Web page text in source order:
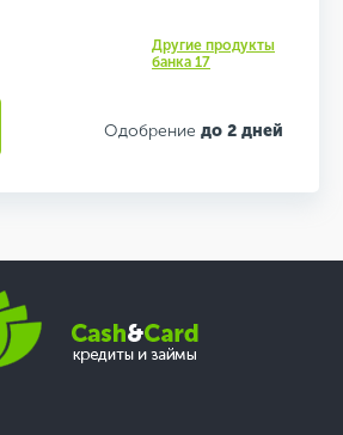
Другие продукты
банка 17
Одобрение до 2 дней